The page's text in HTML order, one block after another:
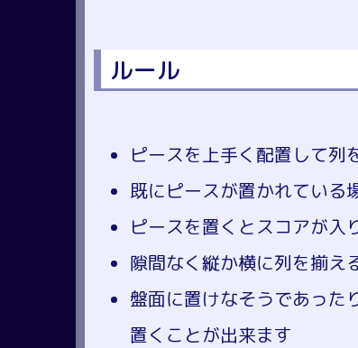
ルール
ピースを上手く配置して列
既にピースが置かれている
ピースを置くとスコアが入
隙間なく縦か横に列を揃え
盤面に置けなそうであった
置くことが出来ます